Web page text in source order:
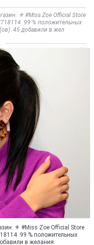
⚜️ #Miss Zoe Official Store
99 % положительных
45 добавили в жел
⚜️ #Miss Zoe Official Store
99 % положительных
в желания.